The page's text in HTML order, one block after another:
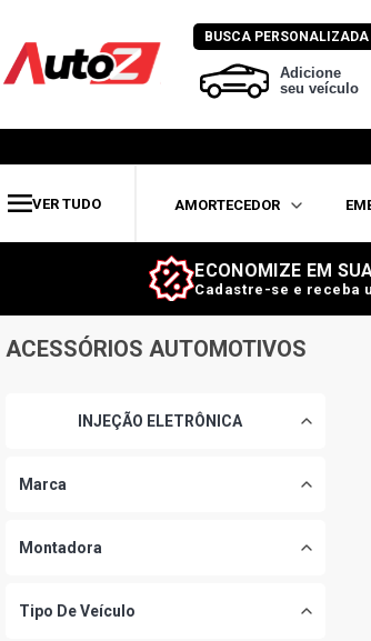
BUSCA PERSONALIZADA
Adicione
seu veículo
VER TUDO AMORTECEDOR
ECONOMIZE EM
Cadastre-se e receba
INJEÇÃO ELETRÔNICA
ACESSÓRIOS AUTOMOTIVOS
INJEÇÃO ELETRÔNICA
Marca
Montadora
Tipo De Veículo